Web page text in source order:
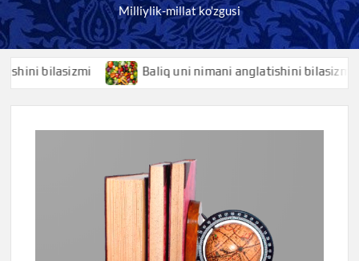
Milliylik-millat ko'zgusi
bilasizmi Baliq uni nimani anglatishini bilasizmi